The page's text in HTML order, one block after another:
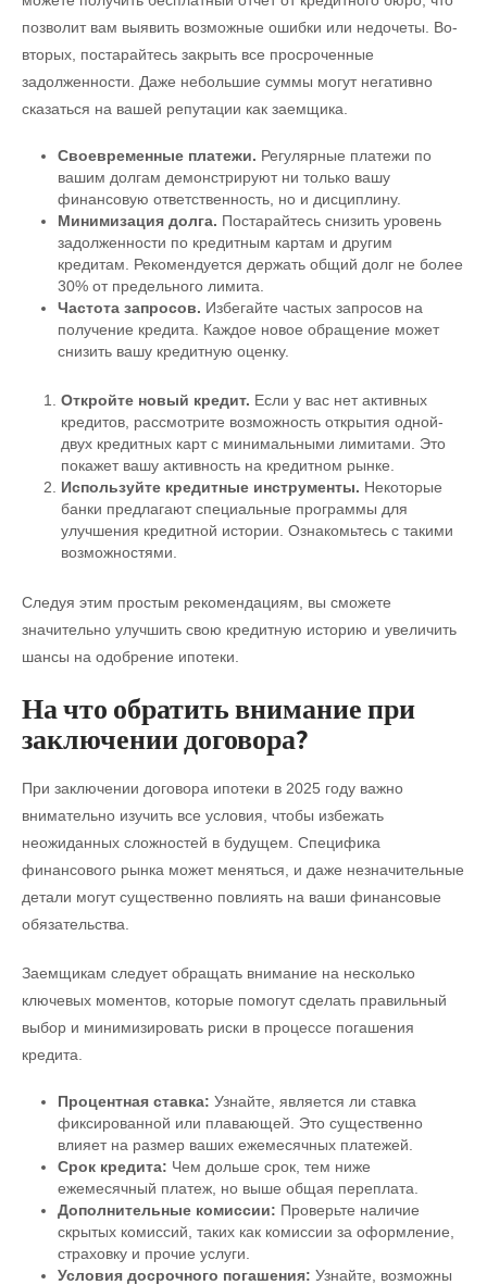
позволит вам выявить возможные ошибки или недочеты. Во-
вторых, постарайтесь закрыть все просроченные
задолженности. Даже небольшие суммы могут негативно
сказаться на вашей репутации как заемщика.
Своевременные платежи. Регулярные платежи по
вашим долгам демонстрируют ни только вашу
финансовую ответственность, но и дисциплину.
Минимизация долга. Постарайтесь снизить уровень
задолженности по кредитным картам и другим
кредитам. Рекомендуется держать общий долг не более
30% от предельного лимита.
Частота запросов. Избегайте частых запросов на
получение кредита. Каждое новое обращение может
снизить вашу кредитную оценку.
Откройте новый кредит. Если у вас нет активных
кредитов, рассмотрите возможность открытия одной-
двух кредитных карт с минимальными лимитами. Это
покажет вашу активность на кредитном рынке.
Используйте кредитные инструменты. Некоторые
банки предлагают специальные программы для
улучшения кредитной истории. Ознакомьтесь с такими
возможностями.
Следуя этим простым рекомендациям, вы сможете
значительно улучшить свою кредитную историю и увеличить
шансы на одобрение ипотеки.
На что обратить внимание при
заключении договора?
При заключении договора ипотеки в 2025 году важно
внимательно изучить все условия, чтобы избежать
неожиданных сложностей в будущем. Специфика
финансового рынка может меняться, и даже незначительные
детали могут существенно повлиять на ваши финансовые
обязательства.
Заемщикам следует обращать внимание на несколько
ключевых моментов, которые помогут сделать правильный
выбор и минимизировать риски в процессе погашения
кредита.
Процентная ставка: Узнайте, является ли ставка
фиксированной или плавающей. Это существенно
влияет на размер ваших ежемесячных платежей.
Срок кредита: Чем дольше срок, тем ниже
ежемесячный платеж, но выше общая переплата.
Дополнительные комиссии: Проверьте наличие
скрытых комиссий, таких как комиссии за оформление,
страховку и прочие услуги.
Условия досрочного погашения: Узнайте, возможны